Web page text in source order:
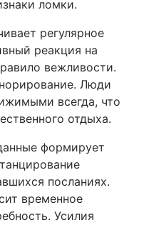
ломки.
регулярное
реакция на
вежливости.
Люди
всегда, что
отдыха.
формирует
посланиях.
временное
Усилия